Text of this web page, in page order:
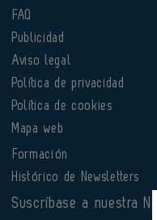
FAQ
Publicidad
Aviso legal
Política de privacidad
Política de cookies
Mapa web
Formación
Histórico de Newsletters
Suscríbase a nuestra